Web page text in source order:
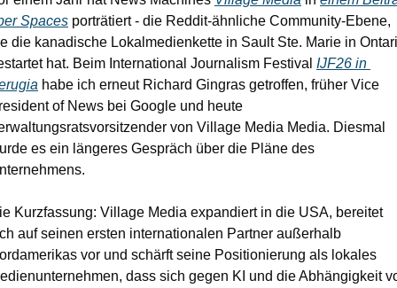
Spaces porträtiert - die Reddit-ähnliche Community-Ebene,
die kanadische Lokalmedienkette in Sault Ste. Marie in
hat. Beim International Journalism Festival IJF26 in
habe ich erneut Richard Gingras getroffen, früher Vice
of News bei Google und heute
von Village Media Media. Diesmal
es ein längeres Gespräch über die Pläne des
Kurzfassung: Village Media expandiert in die USA, bereitet
auf seinen ersten internationalen Partner außerhalb
vor und schärft seine Positionierung als lokales
dass sich gegen KI und die Abhängigkeit